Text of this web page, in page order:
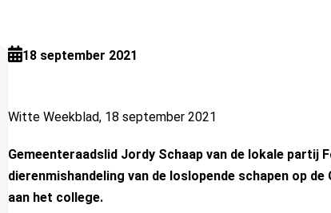
18 september 2021
Witte Weekblad, 18 september 2021
Gemeenteraadslid Jordy Schaap van de lokale partij
dierenmishandeling van de loslopende schapen op
aan het college.